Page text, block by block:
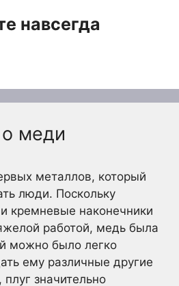
навсегда
меди
металлов, который
люди. Поскольку
кремневые наконечники
работой, медь была
можно было легко
ему различные другие
значительно